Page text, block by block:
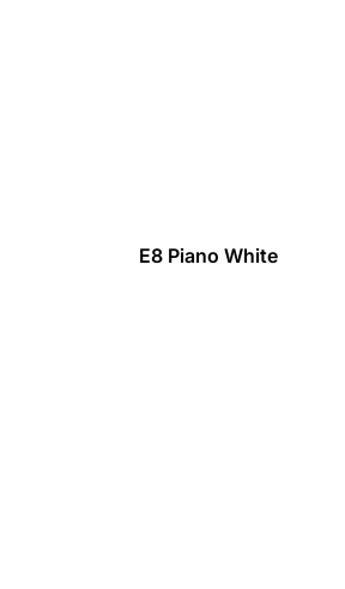
E8 Piano White